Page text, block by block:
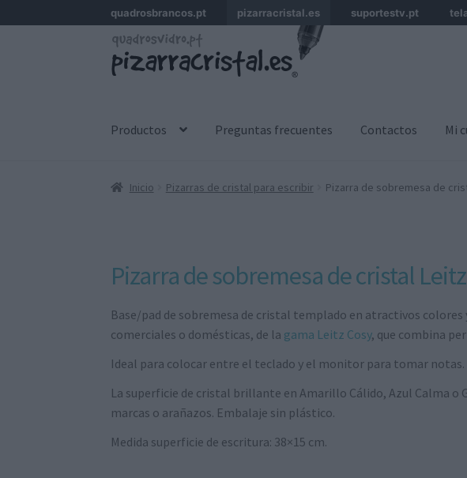
quadrosbrancos.pt pizarracristal.es suportestv.pt
Ir
a
la
Ir
al
contenido
Productos Preguntas frecuentes Contactos Mi
Inicio Pizarras de cristal para escribir Pizarra de sobremesa de
Pizarra de sobremesa de cristal
Base/pad de sobremesa de cristal templado en atractivos
comerciales o domésticas, de la gama Leitz Cosy, que combina
Ideal para colocar entre el teclado y el monitor para tomar
La superficie de cristal brillante en Amarillo Cálido, Azul Calma
marcas o arañazos. Embalaje sin plástico.
Medida superficie de escritura: 38×15 cm.